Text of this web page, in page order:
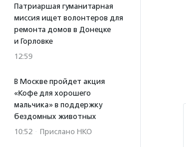
Патриаршая гуманитарная
миссия ищет волонтеров для
ремонта домов в Донецке
и Горловке
12:59
В Москве пройдет акция
«Кофе для хорошего
мальчика» в поддержку
бездомных животных
10:52 · Прислано НКО